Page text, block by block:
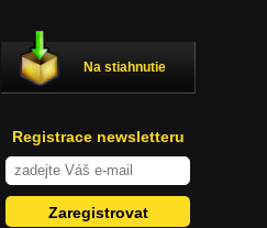
Na stiahnutie
Registrace newsletteru